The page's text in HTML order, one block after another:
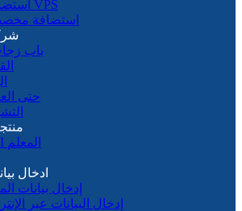
استضافة VPS
استضافة
باب
حتى
RTI المعلم
ادخال
إدخال بيانات
إدخال البيانات عبر